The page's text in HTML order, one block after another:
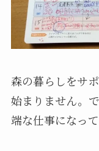
森の暮らしをサ
始まりません。
端な仕事になって